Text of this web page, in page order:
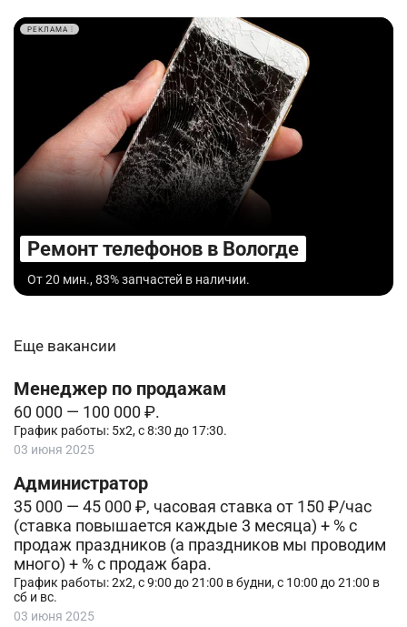
РЕКЛАМА
Ремонт телефонов в Вологде
От 20 мин., 83% запчастей в наличии.
Еще вакансии
Менеджер по продажам
60 000 — 100 000 ₽.
График работы: 5х2, с 8:30 до 17:30.
03 июня 2025
Администратор
35 000 — 45 000 ₽, часовая ставка от 150 ₽/час
(ставка повышается каждые 3 месяца) + % с
продаж праздников (а праздников мы проводим
много) + % с продаж бара.
График работы: 2х2, с 9:00 до 21:00 в будни, с 10:00 до 21:00 в
сб и вс.
03 июня 2025